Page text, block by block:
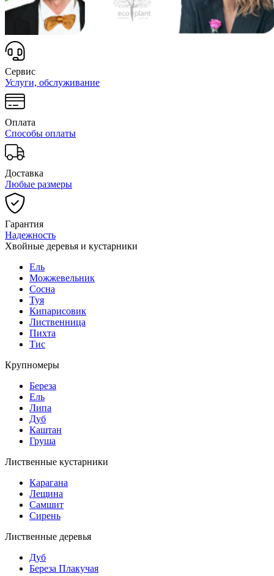
Сервис
Услуги, обслуживание
Оплата
Способы оплаты
Доставка
Любые размеры
Гарантия
Надежность
Хвойные деревья и кустарники
Ель
Можжевельник
Сосна
Туя
Кипарисовик
Лиственница
Пихта
Тис
Крупномеры
Береза
Ель
Липа
Дуб
Каштан
Груша
Лиственные кустарники
Карагана
Лещина
Самшит
Сирень
Лиственные деревья
Дуб
Береза Плакучая